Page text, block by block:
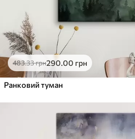
483.33грн290.00 грн
Ранковий туман